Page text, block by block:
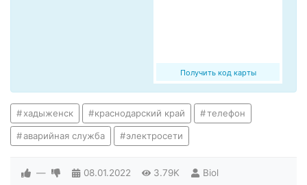
Получить код карты
хадыженск краснодарский край телефон
аварийная служба электросети
— 08.01.2022 3.79K Biol